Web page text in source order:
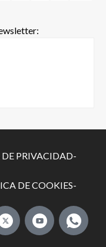
PRIVACIDAD-
DE COOKIES-